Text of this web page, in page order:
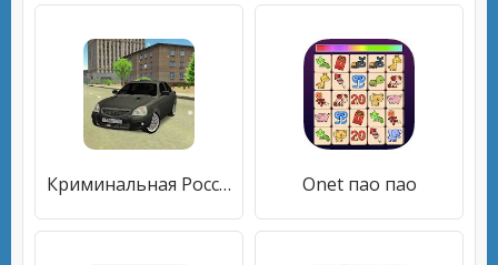
Криминальная Россия 3 Onet пао пао